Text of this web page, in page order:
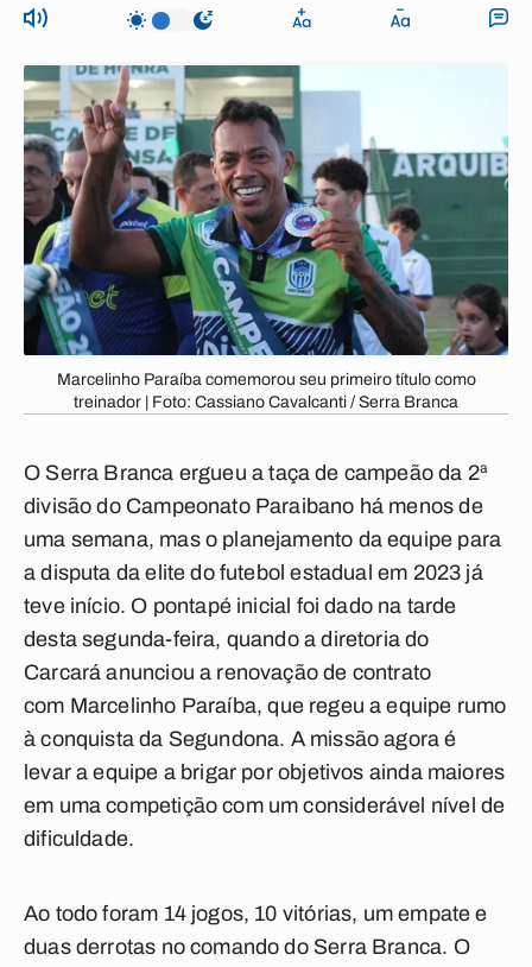
Marcelinho Paraíba comemorou seu primeiro título como
treinador | Foto: Cassiano Cavalcanti / Serra Branca
O Serra Branca ergueu a taça de campeão da 2ª
divisão do Campeonato Paraibano há menos de
uma semana, mas o planejamento da equipe para
a disputa da elite do futebol estadual em 2023 já
teve início. O pontapé inicial foi dado na tarde
desta segunda-feira, quando a diretoria do
Carcará anunciou a renovação de contrato
com Marcelinho Paraíba, que regeu a equipe rumo
à conquista da Segundona. A missão agora é
levar a equipe a brigar por objetivos ainda maiores
em uma competição com um considerável nível de
dificuldade.
Ao todo foram 14 jogos, 10 vitórias, um empate e
duas derrotas no comando do Serra Branca. O